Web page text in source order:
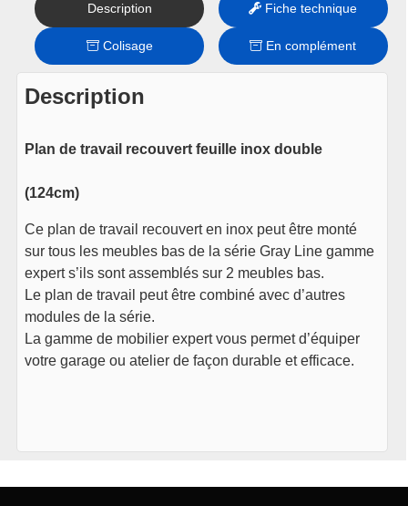
Description Fiche technique
Colisage En complément
Description
Plan de travail recouvert feuille inox double
(124cm)
Ce plan de travail recouvert en inox peut être monté
sur tous les meubles bas de la série Gray Line gamme
expert s’ils sont assemblés sur 2 meubles bas.
Le plan de travail peut être combiné avec d’autres
modules de la série.
La gamme de mobilier expert vous permet d’équiper
votre garage ou atelier de façon durable et efficace.